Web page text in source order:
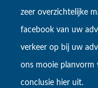
zeer overzichtelijke
facebook van uw
verkeer op bij uw
ons mooie planvorm
conclusie hier uit.